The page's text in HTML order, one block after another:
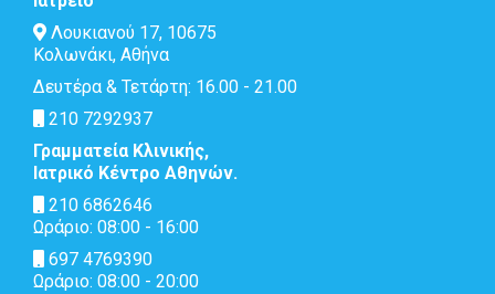
Λουκιανού 17, 10675
Κολωνάκι, Αθήνα
Δευτέρα & Τετάρτη: 16.00 - 21.00
210 7292937
Γραμματεία Κλινικής,
Ιατρικό Κέντρο Αθηνών.
210 6862646
Ωράριο: 08:00 - 16:00
697 4769390
Ωράριο: 08:00 - 20:00